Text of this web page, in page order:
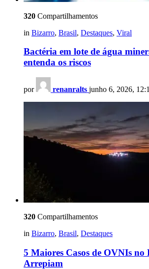
320 Compartilhamentos
in Bizarro, Brasil, Destaques, Viral
Bactéria em lote de água
entenda os riscos
por renanralts junho 6, 2026,
320 Compartilhamentos
in Bizarro, Brasil, Destaques
5 Maiores Casos de OVNIs no
Arrepiam